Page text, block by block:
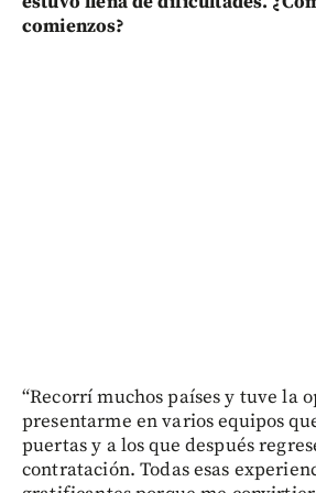
comienzos?
“Recorrí muchos países y tuve la
presentarme en varios equipos
puertas y a los que después
contratación. Todas esas